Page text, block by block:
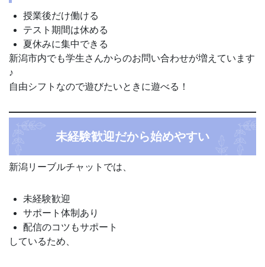
授業後だけ働ける
テスト期間は休める
夏休みに集中できる
新潟市内でも学生さんからのお問い合わせが増えています
♪
自由シフトなので遊びたいときに遊べる！
未経験歓迎だから始めやすい
新潟リーブルチャットでは、
未経験歓迎
サポート体制あり
配信のコツもサポート
しているため、